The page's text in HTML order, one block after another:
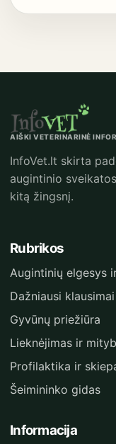
AIŠKI VETERINARINĖ
InfoVet.lt skirta
augintinio
kitą žingsnį.
Rubrikos
Augintinių elgesys
Dažniausi
Gyvūnų priežiūra
Lieknėjimas ir
Profilaktika ir
Šeimininko gidas
Informacija